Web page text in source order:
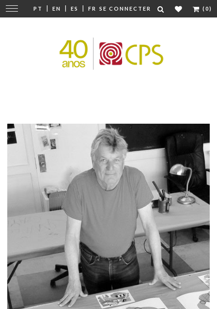
PT | EN | ES | FR SE CONNECTER (0)
Modifier
la